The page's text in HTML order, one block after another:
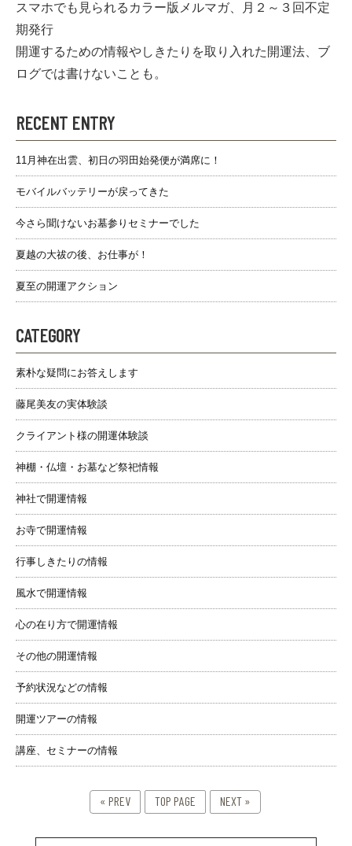
スマホでも見られるカラー版メルマガ、月２～３回不定
期発行
開運するための情報やしきたりを取り入れた開運法、ブ
ログでは書けないことも。
RECENT ENTRY
11月神在出雲、初日の羽田始発便が満席に！
モバイルバッテリーが戻ってきた
今さら聞けないお墓参りセミナーでした
夏越の大祓の後、お仕事が！
夏至の開運アクション
CATEGORY
素朴な疑問にお答えします
藤尾美友の実体験談
クライアント様の開運体験談
神棚・仏壇・お墓など祭祀情報
神社で開運情報
お寺で開運情報
行事しきたりの情報
風水で開運情報
心の在り方で開運情報
その他の開運情報
予約状況などの情報
開運ツアーの情報
講座、セミナーの情報
« PREV TOP PAGE NEXT »